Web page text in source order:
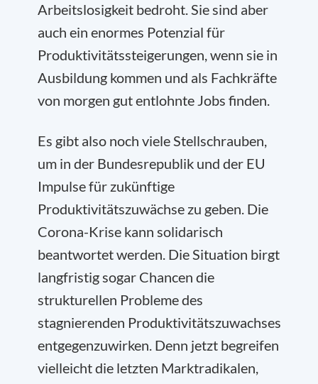
Arbeitslosigkeit bedroht. Sie sind aber
auch ein enormes Potenzial für
Produktivitätssteigerungen, wenn sie in
Ausbildung kommen und als Fachkräfte
von morgen gut entlohnte Jobs finden.
Es gibt also noch viele Stellschrauben,
um in der Bundesrepublik und der EU
Impulse für zukünftige
Produktivitätszuwächse zu geben. Die
Corona-Krise kann solidarisch
beantwortet werden. Die Situation birgt
langfristig sogar Chancen die
strukturellen Probleme des
stagnierenden Produktivitätszuwachses
entgegenzuwirken. Denn jetzt begreifen
vielleicht die letzten Marktradikalen,